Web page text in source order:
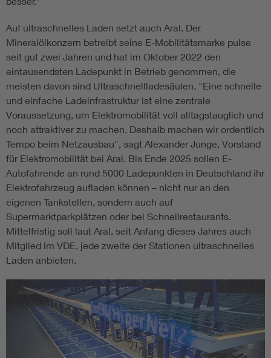
Auf ultraschnelles Laden setzt auch Aral. Der
Mineralölkonzern betreibt seine E-Mobilitätsmarke pulse
seit gut zwei Jahren und hat im Okto­ber 2022 den
eintausendsten Ladepunkt in Betrieb genommen, die
meisten davon sind Ultraschnellladesäulen. "Eine schnelle
und einfache Ladeinfrastruktur ist eine zentrale
Voraussetzung, um Elektro­mobilität voll alltagstauglich und
noch attraktiver zu machen. Deshalb machen wir ordentlich
Tempo beim Netz­ausbau", sagt Alexander Junge, Vorstand
für Elektromobilität bei Aral. Bis Ende 2025 sollen E-
Autofahrende an rund 5000 Ladepunkten in Deutschland ihr
Elektrofahrzeug aufladen können – nicht nur an den
eigenen Tankstellen, sondern auch auf
Supermarktparkplätzen oder bei Schnellrestaurants.
Mittelfristig soll laut Aral, seit Anfang dieses Jahres auch
Mitglied im VDE, jede zweite der Stationen ultraschnelles
Laden anbieten.